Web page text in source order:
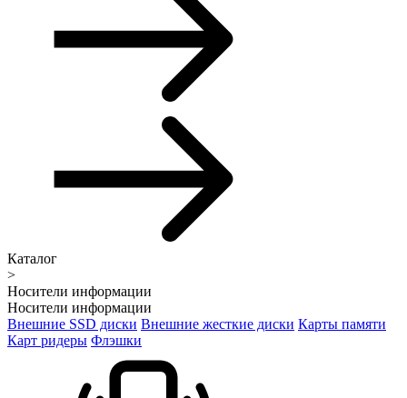
Каталог
>
Носители информации
Носители информации
Внешние SSD диски Внешние жесткие диски Карты памяти
Карт ридеры Флэшки